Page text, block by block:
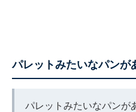
パレットみたいなパン
パレットみたいなパンが